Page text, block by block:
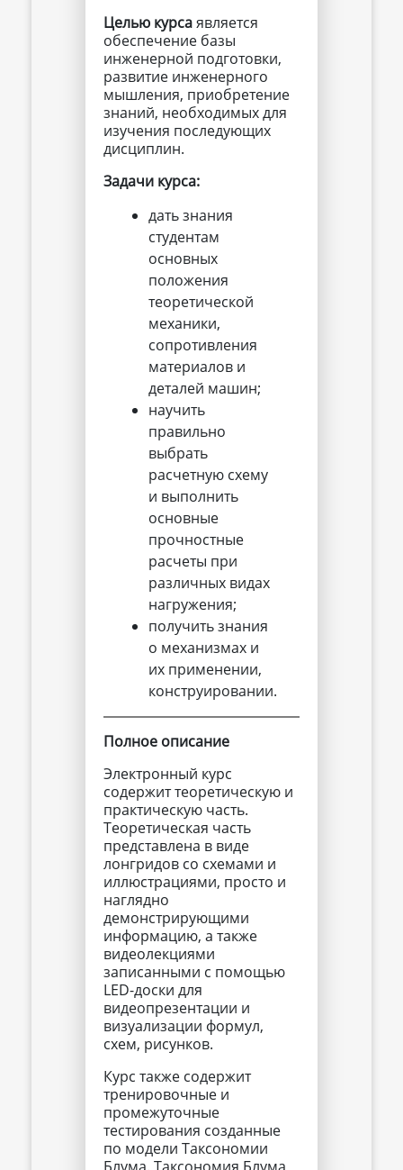
Целью курсаявляется
обеспечение базы
инженерной подготовки,
развитие инженерного
мышления, приобретение
знаний, необходимых для
изучения последующих
дисциплин.
Задачи курса:
дать знания
студентам
основных
положения
теоретической
механики,
сопротивления
материалов и
деталей машин;
научить
правильно
выбрать
расчетную схему
и выполнить
основные
прочностные
расчеты при
различных видах
нагружения;
получить знания
о механизмах и
их применении,
конструировании.
Полное описание
Электронный курс
содержит теоретическую и
практическую часть.
Теоретическая часть
представлена в виде
лонгридов со схемами и
иллюстрациями, просто и
наглядно
демонстрирующими
информацию, а также
видеолекциями
записанными с помощью
LED-доски для
видеопрезентации и
визуализации формул,
схем, рисунков.
Курс также содержит
тренировочные и
промежуточные
тестирования созданные
по модели Таксономии